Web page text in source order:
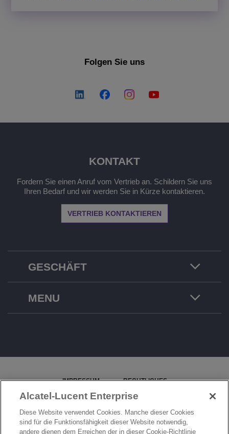
Folgen Sie uns
GESCHÄFT
KONTAKT
Fordern Sie einen Anruf vom Vertrieb an. Schildern Sie uns
Ihren Bedarf und wir werden Sie in Kürze kontaktieren.
VERTRIEB KONTAKTIEREN
MENU
IMPRESSUM RECHTLICHES
DATENSCHUTZERKLÄRUNG
SITEMAP PROBLEM MELDEN
Alcatel-Lucent Enterprise
Diese Website verwendet Cookies. Manche dieser Cookies
sind für die Funktionsfähigkeit dieser Website notwendig,
andere dienen dem Erreichen der in dieser Cookie-Richtlinie